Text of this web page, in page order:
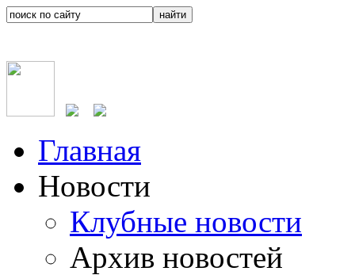
Главная
Новости
Клубные новости
Архив новостей